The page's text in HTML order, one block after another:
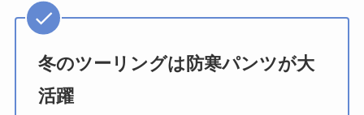
冬のツーリングは防寒パンツが大
活躍